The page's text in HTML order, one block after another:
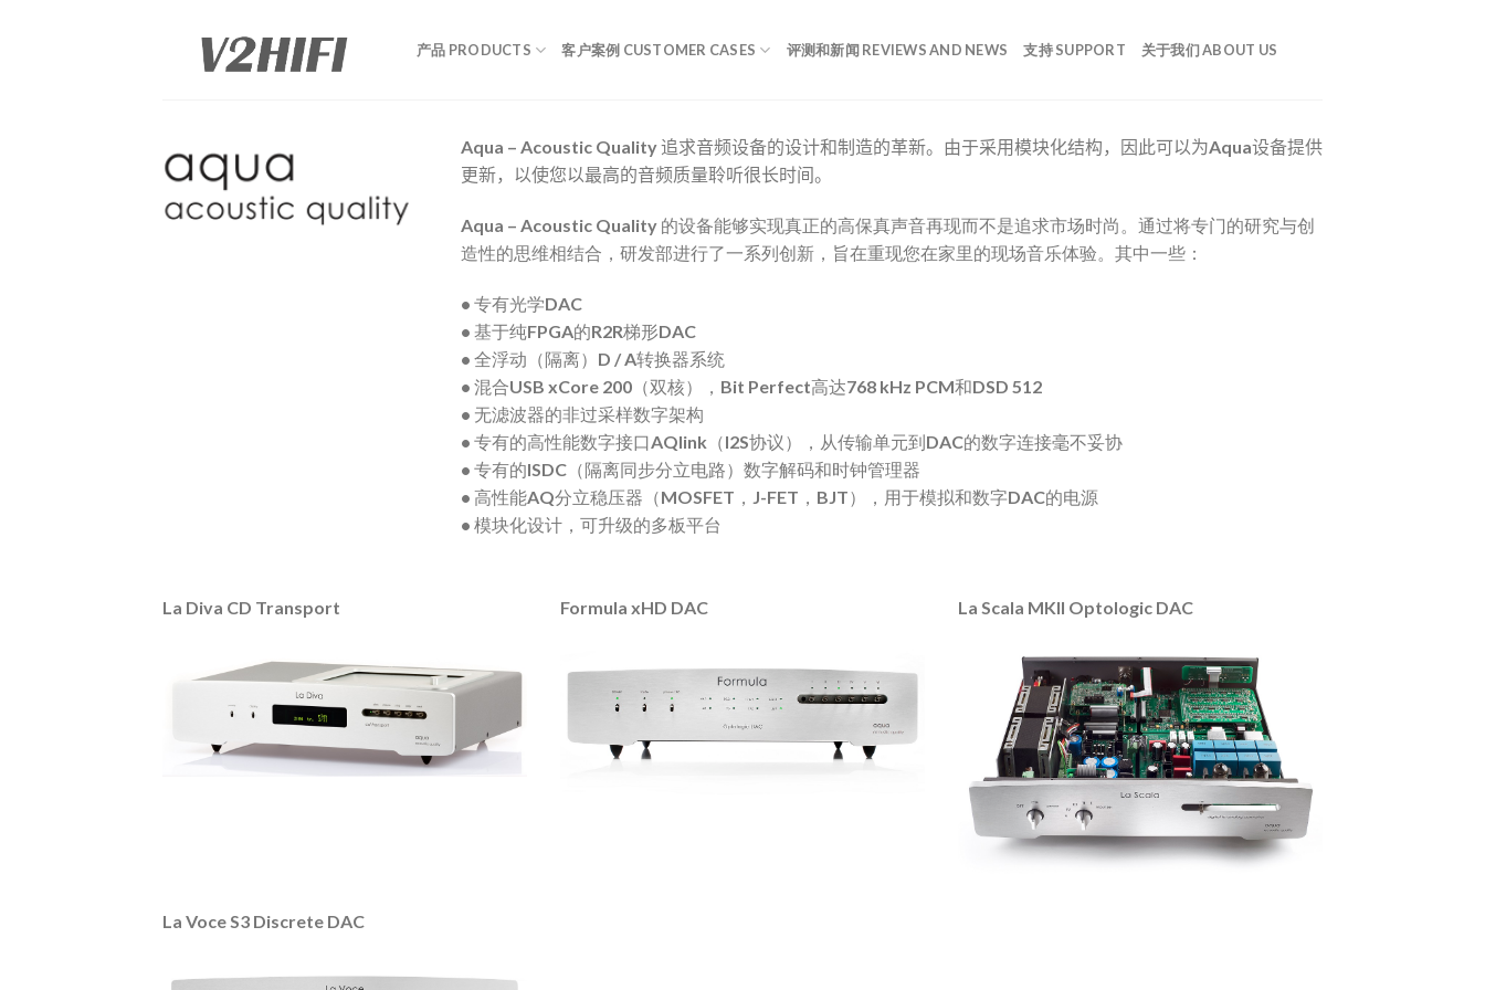
产品 PRODUCTS 客户案例 CUSTOMER CASES 评测和新闻 REVIEWS AND NEWS 支持 SUPPORT 关于我们 ABOUT US
Aqua – Acoustic Quality追求音频设备的设计和制造的革新。由于采用模块化结构，因此可以为Aqua设备提供
更新，以使您以最高的音频质量聆听很长时间。
Aqua – Acoustic Quality 的设备能够实现真正的高保真声音再现而不是追求市场时尚。通过将专门的研究与创
造性的思维相结合，研发部进行了一系列创新，旨在重现您在家里的现场音乐体验。其中一些：
• 专有光学DAC
• 基于纯FPGA的R2R梯形DAC
• 全浮动（隔离）D / A转换器系统
• 混合USB xCore 200（双核），Bit Perfect高达768 kHz PCM和DSD 512
• 无滤波器的非过采样数字架构
• 专有的高性能数字接口AQlink（I2S协议），从传输单元到DAC的数字连接毫不妥协
• 专有的ISDC（隔离同步分立电路）数字解码和时钟管理器
• 高性能AQ分立稳压器（MOSFET，J-FET，BJT），用于模拟和数字DAC的电源
• 模块化设计，可升级的多板平台
La Diva CD Transport Formula xHD DAC La Scala MKII Optologic DAC
La Voce S3 Discrete DAC